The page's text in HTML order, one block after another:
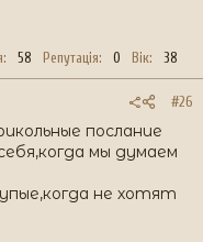
58 Репутація 0 Вік 38
#26
послание
мы думаем
не хотят